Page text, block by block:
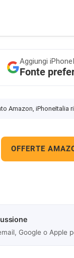
Aggiungi
Fonte
Amazon, iPhoneItalia
OFFERTE
Google o Apple